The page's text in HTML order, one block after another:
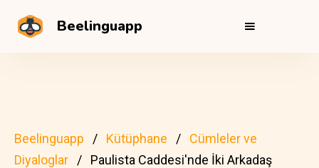
Beelinguapp
Beelinguapp Kütüphane
Cümleler ve
Diyaloglar
Paulista Caddesi'nde İki Arkadaş